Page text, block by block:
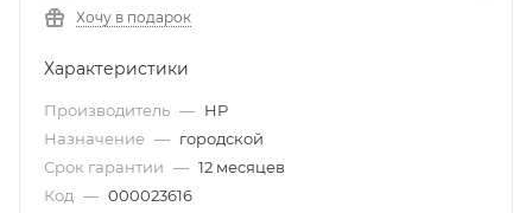
Хочу в подарок
Характеристики
Производитель — HP
Назначение — городской
Срок гарантии — 12 месяцев
Код — 000023616